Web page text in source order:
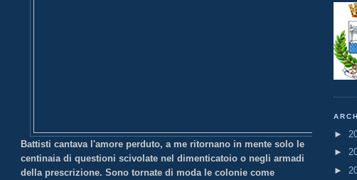
Battisti cantava l'amore perduto, a me ritornano in mente solo le
centinaia di questioni scivolate nel dimenticatoio o negli armadi
della prescrizione. Sono tornate di moda le colonie come
►
►
►